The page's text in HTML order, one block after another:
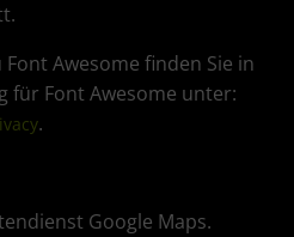
Awesome finden Sie in
für Font Awesome unter:
.
Google Maps.